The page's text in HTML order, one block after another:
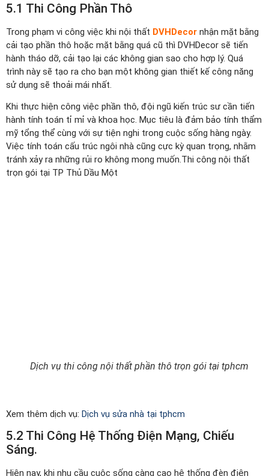
5.1 Thi Công Phần Thô
Trong phạm vi công việc khi nội thất DVHDecor nhận mặt bằng
cải tạo phần thô hoặc mặt bằng quá cũ thì DVHDecor sẽ tiến
hành tháo dỡ, cải tạo lại các không gian sao cho hợp lý. Quá
trình này sẽ tạo ra cho bạn một không gian thiết kế công năng
sử dụng sẽ thoải mái nhất.
Khi thực hiện công việc phần thô, đội ngũ kiến trúc sư cần tiến
hành tính toán tỉ mỉ và khoa học. Mục tiêu là đảm bảo tính thẩm
mỹ tổng thể cùng với sự tiện nghi trong cuộc sống hàng ngày.
Việc tính toán cấu trúc ngôi nhà cũng cực kỳ quan trọng, nhằm
tránh xảy ra những rủi ro không mong muốn.Thi công nội thất
trọn gói tại TP Thủ Dầu Một
Dịch vụ thi công nội thất phần thô trọn gói tại tphcm
Xem thêm dịch vụ: Dịch vụ sửa nhà tại tphcm
5.2 Thi Công Hệ Thống Điện Mạng, Chiếu
Sáng.
Hiện nay, khi nhu cầu cuộc sống càng cao hệ thống đèn điện